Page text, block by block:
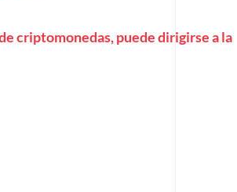
criptomonedas, puede dirigirse a la